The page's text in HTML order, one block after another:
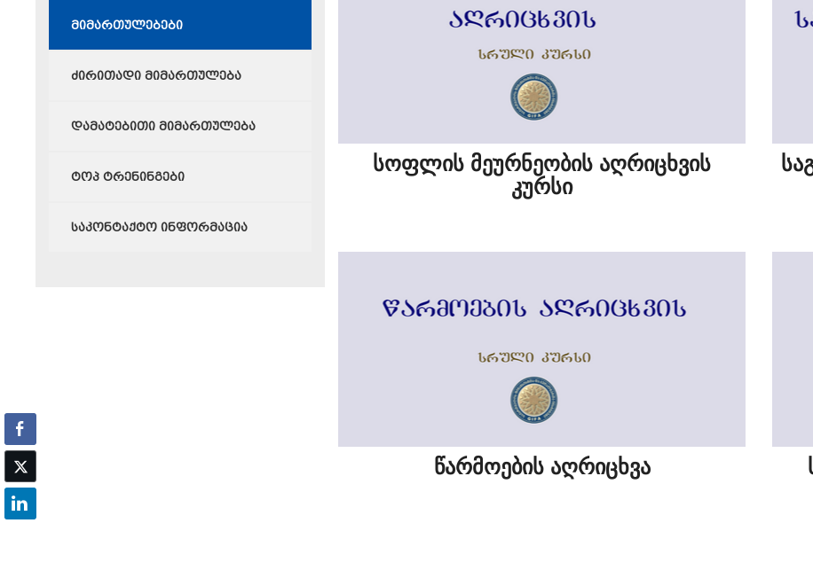
მიმართულებები
ძირითადი მიმართულება
დამატებითი მიმართულება
ტოპ ტრენინგები
საკონტაქტო ინფორმაცია
სოფლის მეურნეობის აღრიცხვის
კურსი
წარმოების აღრიცხვა